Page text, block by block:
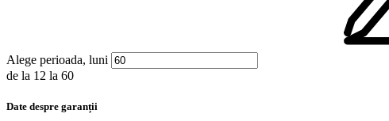
Alege perioada, luni
de la 12 la 60
Date despre garanții